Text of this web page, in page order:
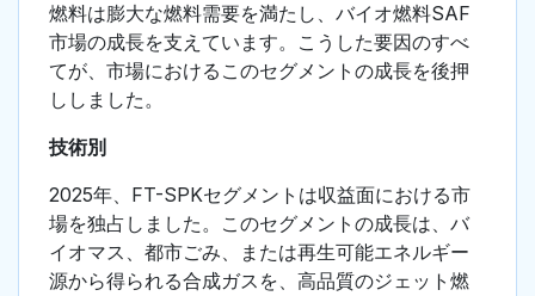
燃料は膨大な燃料需要を満たし、バイオ燃料SAF
市場の成長を支えています。こうした要因のすべ
てが、市場におけるこのセグメントの成長を後押
ししました。
技術別
2025年、FT-SPKセグメントは収益面における市
場を独占しました。このセグメントの成長は、バ
イオマス、都市ごみ、または再生可能エネルギー
源から得られる合成ガスを、高品質のジェット燃